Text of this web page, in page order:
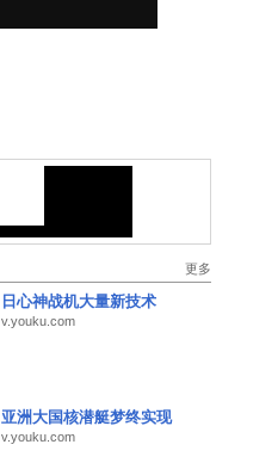
更多
日心神战机大量新技术
v.youku.com
亚洲大国核潜艇梦终实现
v.youku.com